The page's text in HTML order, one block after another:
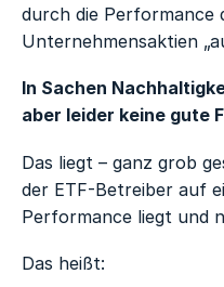
durch die Performance
Unternehmensaktien
In Sachen
aber leider keine gute
Das liegt – ganz grob
der ETF-Betreiber auf
Performance liegt und
Das heißt: